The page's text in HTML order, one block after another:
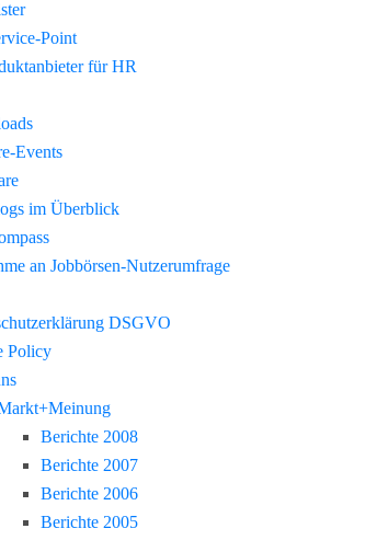
Point
für HR
Events
im Überblick
an Jobbörsen-Nutzerumfrage
DSGVO
Policy
Berichte 2008
Berichte 2007
Berichte 2006
Berichte 2005